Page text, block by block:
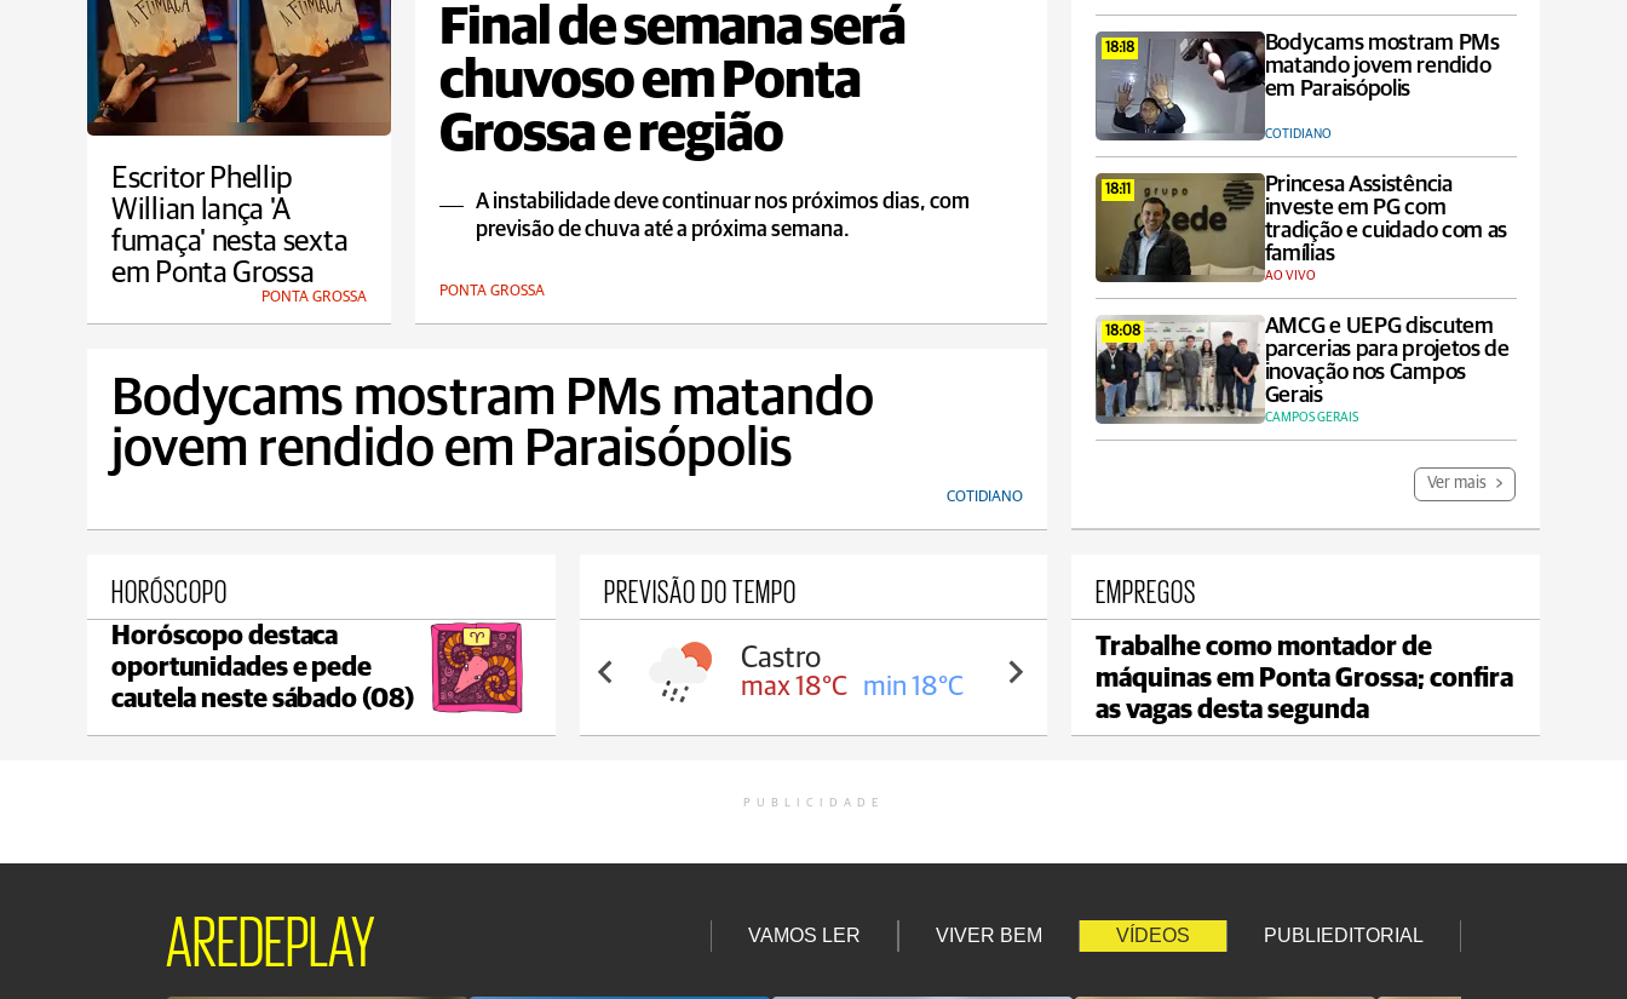
Final de semana será
chuvoso em Ponta
Grossa e região
A instabilidade deve continuar nos próximos dias, com
previsão de chuva até a próxima semana.
PONTA GROSSA
18:18
Bodycams mostram PMs
matando jovem rendido
em Paraisópolis
COTIDIANO
18:11
Princesa Assistência
investe em PG com
tradição e cuidado com as
famílias
AO VIVO
18:08
AMCG e UEPG discutem
parcerias para projetos de
inovação nos Campos
Gerais
CAMPOS GERAIS
Ver mais
Escritor Phellip
Willian lança 'A
fumaça' nesta sexta
em Ponta Grossa
PONTA GROSSA
Bodycams mostram PMs matando
jovem rendido em Paraisópolis
COTIDIANO
HORÓSCOPO
Horóscopo destaca
oportunidades e pede
cautela neste sábado (08)
PREVISÃO DO TEMPO
Ponta Grossa
max 17°C min 17°C
Castro
max 18°C min 18°C
Carambeí
max 18°C min 17°C
EMPREGOS
Trabalhe como montador de
máquinas em Ponta Grossa; confira
as vagas desta segunda
PUBLICIDADE
AREDEPLAY VAMOS LER VIVER BEM VÍDEOS PUBLIEDITORIAL